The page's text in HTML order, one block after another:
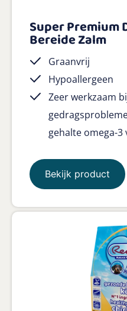
Super Premium
Bereide Zalm
Graanvrij
Hypoallergeen
Zeer werkzaam
gehalte omega-3
Bekijk product